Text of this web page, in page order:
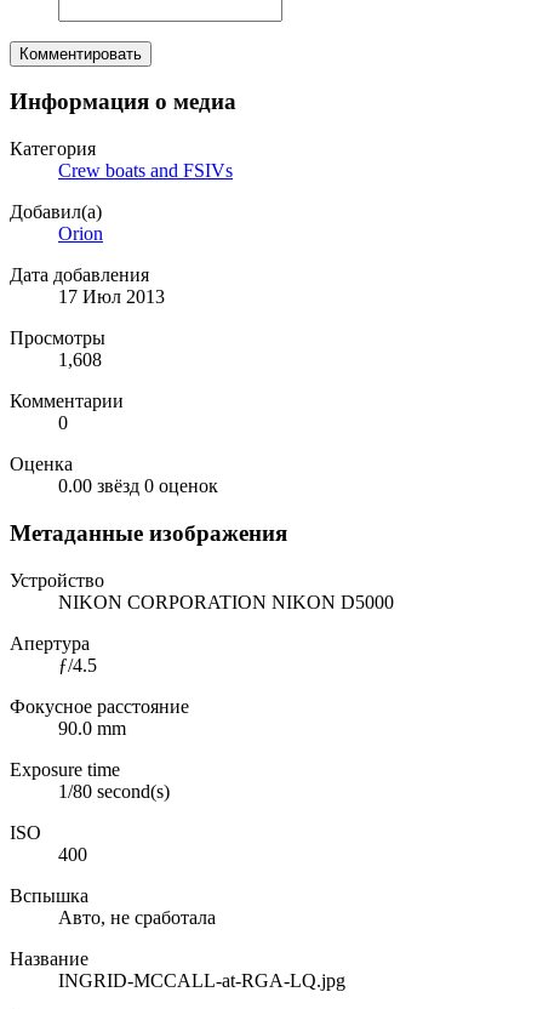
Комментировать
Информация о медиа
Категория
Crew boats and FSIVs
Добавил(а)
Orion
Дата добавления
17 Июл 2013
Просмотры
1,608
Комментарии
0
Оценка
0.00 звёзд 0 оценок
Метаданные изображения
Устройство
NIKON CORPORATION NIKON D5000
Апертура
ƒ/4.5
Фокусное расстояние
90.0 mm
Exposure time
1/80 second(s)
ISO
400
Вспышка
Авто, не сработала
Название
INGRID-MCCALL-at-RGA-LQ.jpg